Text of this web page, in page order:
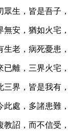
生，皆是吾子，
安，猶如火宅，
老，病死憂患，
離，三界火宅，
界，皆是我有，
處，多諸患難，
詔，而不信受，